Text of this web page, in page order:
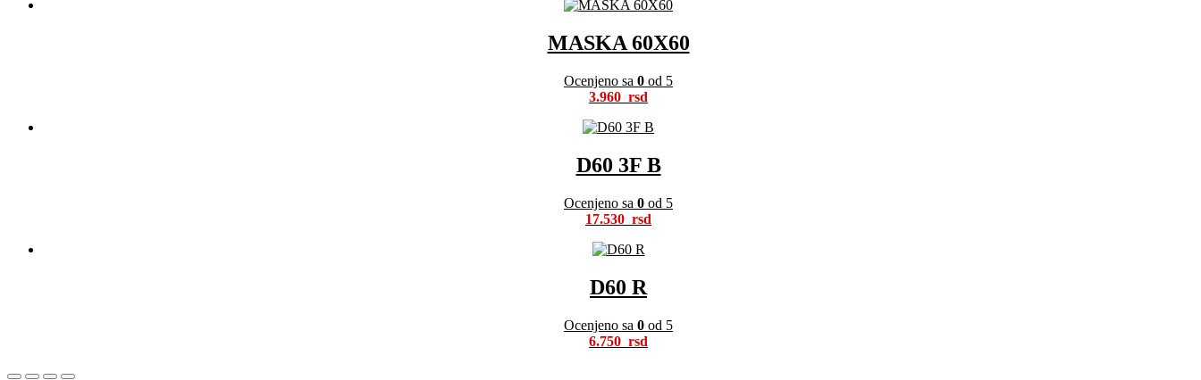
MASKA 60X60
Ocenjeno sa 0 od 5
3.960
D60 3F B
Ocenjeno sa 0 od 5
17.530
D60 R
Ocenjeno sa 0 od 5
6.750